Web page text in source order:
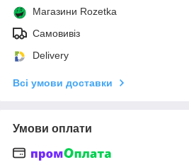
Магазини Rozetka
Самовивіз
Delivery
Всі умови доставки
Умови оплати